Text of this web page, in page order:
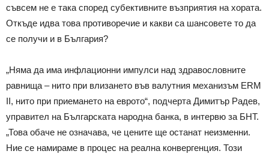
съвсем не е така според субективните възприятия на хората.
Откъде идва това противоречие и какви са шансовете то да
се получи и в България?
„Няма да има инфлационни импулси над здравословните
равнища – нито при влизането във валутния механизъм ERM
II, нито при приемането на еврото“, подчерта Димитър Радев,
управител на Българската народна банка, в интервю за БНТ.
„Това обаче не означава, че цените ще останат неизменни.
Ние се намираме в процес на реална конвергенция. Този